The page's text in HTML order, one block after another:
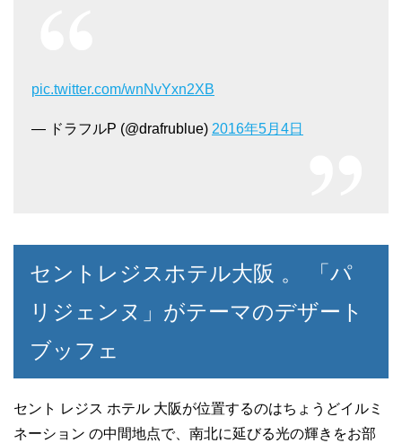
pic.twitter.com/wnNvYxn2XB
— ドラフルP (@drafrublue) 2016年5月4日
セントレジスホテル大阪 。 「パ
リジェンヌ」がテーマのデザート
ブッフェ
セント レジス ホテル 大阪が位置するのはちょうどイルミ
ネーション の中間地点で、南北に延びる光の輝きをお部